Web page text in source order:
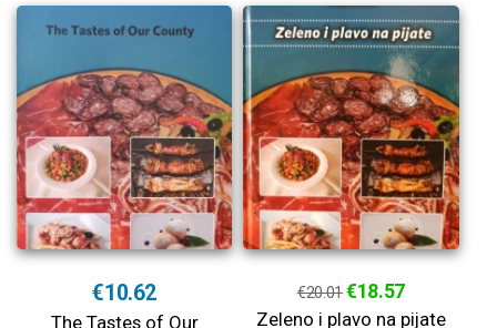
€10.62
The Tastes of Our
€20.01€18.57
Zeleno i plavo na pijate